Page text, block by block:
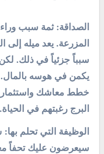
الصداقة: ثمة سبب
المزرعة. يعد ميله إلى
سبباً جزئياً في ذلك.
يكمن في هوسه بالمال.
خطط معاشك
البرج رغبتهم في الحياة.
الوظيفة التي تحلم
سيعرضون عليك تحفاً